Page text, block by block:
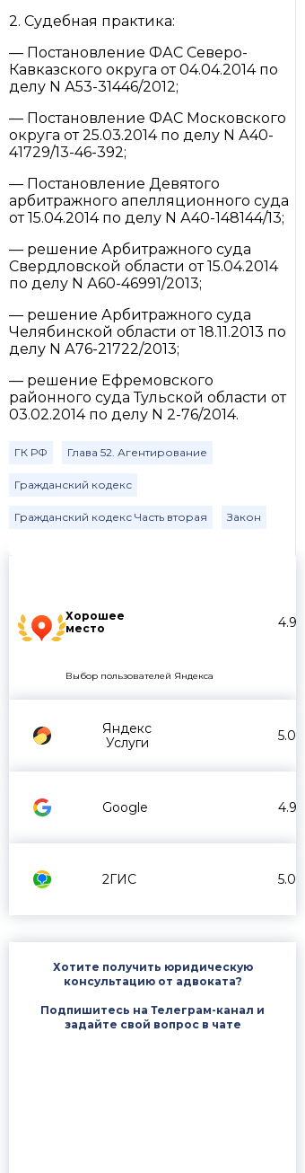
Хорошее
место
4.9
Выбор пользователей Яндекса
Яндекс
Услуги
5.0
Google 4.9
2ГИС 5.0
Хотите получить юридическую
консультацию от адвоката?
Подпишитесь на Телеграм-канал и
задайте свой вопрос в чате
2. Судебная практика:
— Постановление ФАС Северо-
Кавказского округа от 04.04.2014 по
делу N А53-31446/2012;
— Постановление ФАС Московского
округа от 25.03.2014 по делу N А40-
41729/13-46-392;
— Постановление Девятого
арбитражного апелляционного суда
от 15.04.2014 по делу N А40-148144/13;
— решение Арбитражного суда
Свердловской области от 15.04.2014
по делу N А60-46991/2013;
— решение Арбитражного суда
Челябинской области от 18.11.2013 по
делу N А76-21722/2013;
— решение Ефремовского
районного суда Тульской области от
03.02.2014 по делу N 2-76/2014.
ГК РФ Глава 52. Агентирование
Гражданский кодекс
Гражданский кодекс Часть вторая Закон